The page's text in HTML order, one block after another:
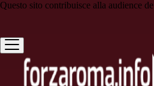
Questo sito contribuisce alla audience de